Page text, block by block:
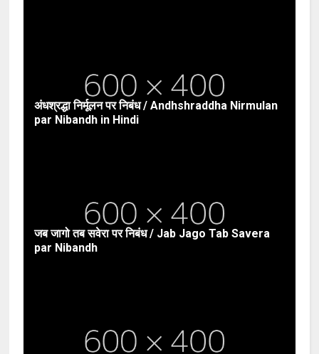
अंधश्रद्धा निर्मूलन पर निबंध / Andhshraddha Nirmulan
par Nibandh in Hindi
जब जागो तब सवेरा पर निबंध / Jab Jago Tab Savera
par Nibandh